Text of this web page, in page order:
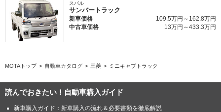
スバル
サンバートラック
新車価格
109.5万円～162.8万円
中古車価格
13万円～433.3万円
MOTAトップ 自動車カタログ 三菱 ミニキャブトラック
読んでおきたい！自動車購入ガイド
新車購入ガイド：新車購入の流れ＆必要書類を徹底解説